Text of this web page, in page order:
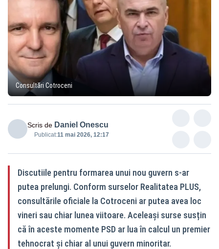
Consultări Cotroceni
Scris de Daniel Onescu
Publicat:11 mai 2026, 12:17
Discutiile pentru formarea unui nou guvern s-ar
putea prelungi. Conform surselor Realitatea PLUS,
consultările oficiale la Cotroceni ar putea avea loc
vineri sau chiar lunea viitoare. Aceleași surse susțin
că în aceste momente PSD ar lua în calcul un premier
tehnocrat și chiar al unui guvern minoritar.